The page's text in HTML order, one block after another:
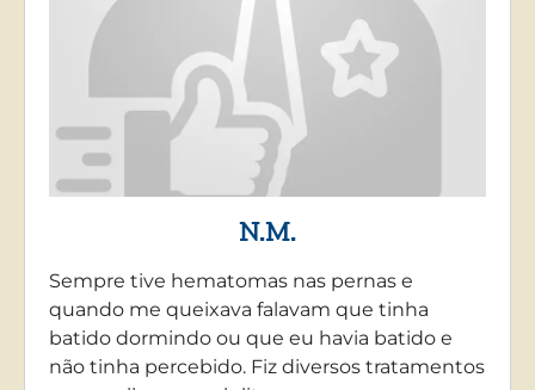
N.M.
Sempre tive hematomas nas pernas e
quando me queixava falavam que tinha
batido dormindo ou que eu havia batido e
não tinha percebido. Fiz diversos tratamentos